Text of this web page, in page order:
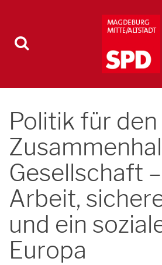
Politik für den
Gesellschaft
Arbeit,
und ein
Europa